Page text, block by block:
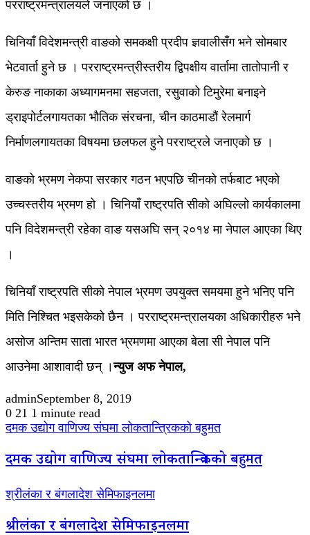
परराष्ट्रमन्त्रालयले जनाएको छ ।
चिनियाँ विदेशमन्त्री वाङको समकक्षी प्रदीप ज्ञवालीसँग भने सोमबार
भेटवार्ता हुने छ । परराष्ट्रमन्त्रीस्तरीय द्विपक्षीय वार्तामा तातोपानी र
केरुङ नाकाका अध्यागमनमा सहजता, रसुवाको टिमुरेमा बनाइने
ड्राइपोर्टलगायतका भौतिक संरचना, चीन काठमाडौं रेलमार्ग
निर्माणलगायतका विषयमा छलफल हुने परराष्ट्रले जनाएको छ ।
वाङको भ्रमण नेकपा सरकार गठन भएपछि चीनको तर्फबाट भएको
उच्चस्तरीय भ्रमण हो । चिनियाँ राष्ट्रपति सीको अघिल्लो कार्यकालमा
पनि विदेशमन्त्री रहेका वाङ यसअघि सन् २०१४ मा नेपाल आएका थिए
।
चिनियाँ राष्ट्रपति सीको नेपाल भ्रमण उपयुक्त समयमा हुने भनिए पनि
मिति निश्चित भइसकेको छैन । परराष्ट्रमन्त्रालयका अधिकारीहरु भने
असोज अन्तिम साता भारत भ्रमणमा आएका बेला सी नेपाल पनि
आउनेमा आशावादी छन् ।न्युज अफ नेपाल,
adminSeptember 8, 2019
0 21 1 minute read
दमक उद्योग वाणिज्य संघमा लोकतान्त्रिकको बहुमत
दमक उद्योग वाणिज्य संघमा लोकतान्त्रिकको बहुमत
श्रीलंका र बंगलादेश सेमिफाइनलमा
श्रीलंका र बंगलादेश सेमिफाइनलमा